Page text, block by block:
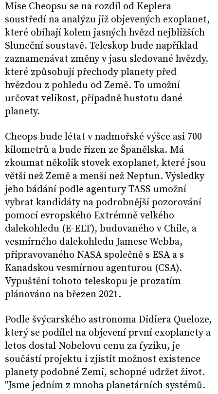
Mise Cheopsu se na rozdíl od Keplera
soustředí na analýzu již objevených exoplanet,
které obíhají kolem jasných hvězd nejbližších
Sluneční soustavě. Teleskop bude například
zaznamenávat změny v jasu sledované hvězdy,
které způsobují přechody planety před
hvězdou z pohledu od Země. To umožní
určovat velikost, případně hustotu dané
planety.
Cheops bude létat v nadmořské výšce asi 700
kilometrů a bude řízen ze Španělska. Má
zkoumat několik stovek exoplanet, které jsou
větší než Země a menší než Neptun. Výsledky
jeho bádání podle agentury TASS umožní
vybrat kandidáty na podrobnější pozorování
pomocí evropského Extrémně velkého
dalekohledu (E-ELT), budovaného v Chile, a
vesmírného dalekohledu Jamese Webba,
připravovaného NASA společně s ESA a s
Kanadskou vesmírnou agenturou (CSA).
Vypuštění tohoto teleskopu je prozatím
plánováno na březen 2021.
Podle švýcarského astronoma Didiera Queloze,
který se podílel na objevení první exoplanety a
letos dostal Nobelovu cenu za fyziku, je
součástí projektu i zjistit možnost existence
planety podobné Zemi, schopné udržet život.
"Jsme jedním z mnoha planetárních systémů.